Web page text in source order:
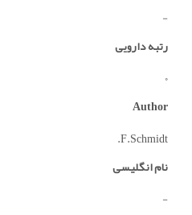
-
رتبه دارویی
0
Author
F.Schmidt.
نام انگلیسی
-